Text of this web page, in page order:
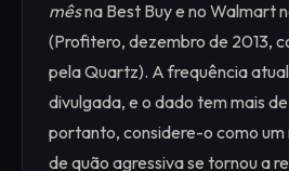
mêsna Best Buy e no Walmart
(Profitero, dezembro de 2013,
pela Quartz). A frequência
divulgada, e o dado tem mais
portanto, considere-o como
de quão agressiva se tornou a